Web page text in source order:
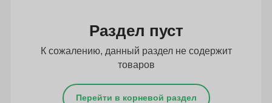
Раздел пуст
К сожалению, данный раздел не содержит
товаров
Перейти в корневой раздел